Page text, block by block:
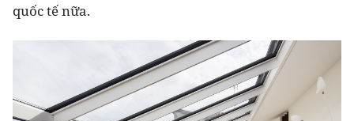
quốc tế nữa.